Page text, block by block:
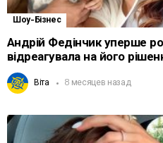
Шоу-Бізнес
Андрій Федінчик уперше
відреагувала на його
Віта 8 месяцев назад